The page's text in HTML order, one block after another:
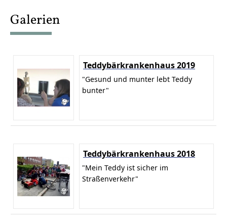
Galerien
Teddybärkrankenhaus 2019
"Gesund und munter lebt Teddy
bunter"
Teddybärkrankenhaus 2018
"Mein Teddy ist sicher im
Straßenverkehr"